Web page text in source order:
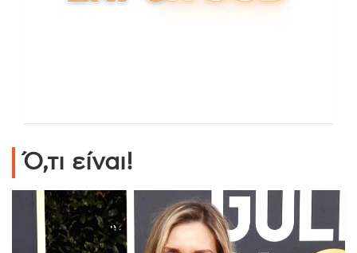
Ό,τι είναι!